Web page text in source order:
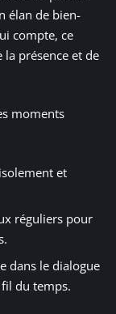
élan de bien-
compte, ce
la présence et de
moments
et
réguliers pour
dans le dialogue
du temps.